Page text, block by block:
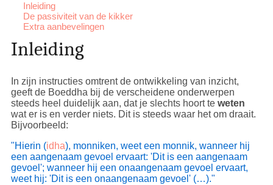
Inleiding
De passiviteit van de kikker
Extra aanbevelingen
Inleiding
In zijn instructies omtrent de ontwikkeling van inzicht,
geeft de Boeddha bij de verscheidene onderwerpen
steeds heel duidelijk aan, dat je slechts hoort te weten
wat er is en verder niets. Dit is steeds waar het om draait.
Bijvoorbeeld:
"Hierin (idha), monniken, weet een monnik, wanneer hij
een aangenaam gevoel ervaart: 'Dit is een aangenaam
gevoel'; wanneer hij een onaangenaam gevoel ervaart,
weet hij: 'Dit is een onaangenaam gevoel' (…)."